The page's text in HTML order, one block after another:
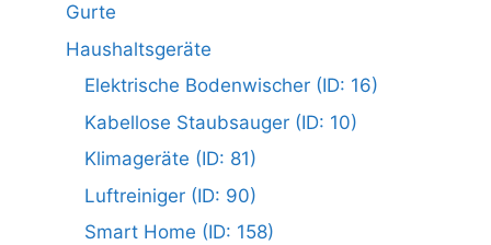
Gurte
Haushaltsgeräte
Elektrische Bodenwischer (ID: 16)
Kabellose Staubsauger (ID: 10)
Klimageräte (ID: 81)
Luftreiniger (ID: 90)
Smart Home (ID: 158)